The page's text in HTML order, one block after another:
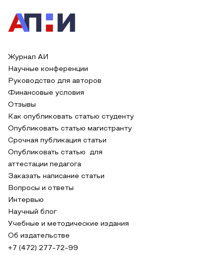
Журнал АИ
Научные конференции
Руководство для авторов
Финансовые условия
Отзывы
Как опубликовать статью студенту
Опубликовать статью магистранту
Срочная публикация статьи
Опубликовать статью для
аттестации педагога
Заказать написание статьи
Вопросы и ответы
Интервью
Научный блог
Учебные и методические издания
Об издательстве
+7 (472) 277-72-99